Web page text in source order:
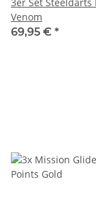
Venom
69,95 € *